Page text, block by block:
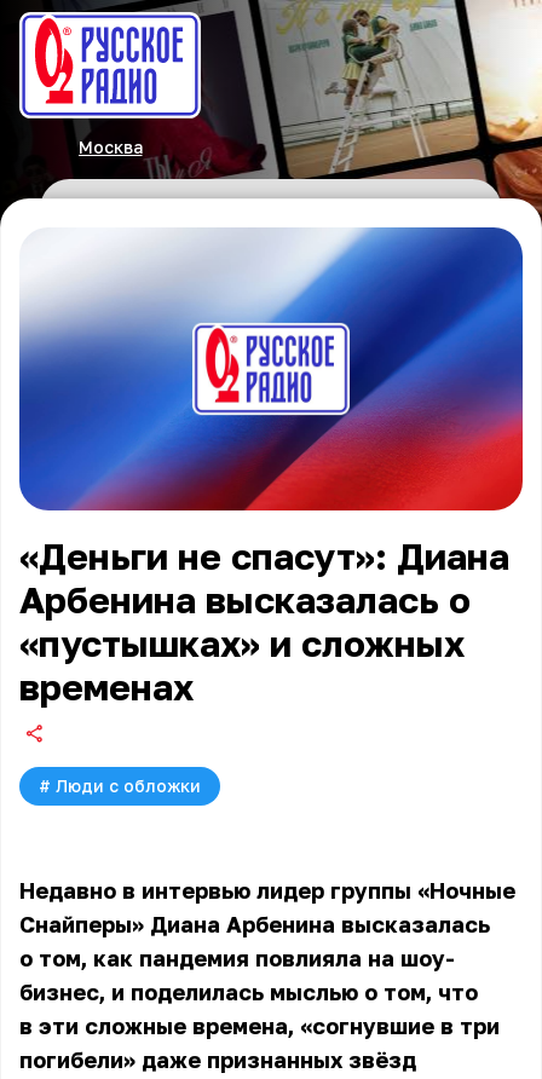
Москва
«Деньги не спасут»: Диана
Арбенина высказалась о
«пустышках» и сложных
временах
# Люди с обложки
Недавно в интервью лидер группы «Ночные
Снайперы» Диана Арбенина высказалась
о том, как пандемия повлияла на шоу-
бизнес, и поделилась мыслью о том, что
в эти сложные времена, «согнувшие в три
погибели» даже признанных звёзд